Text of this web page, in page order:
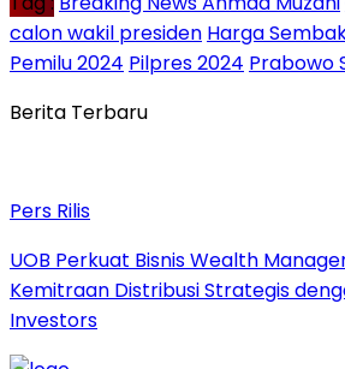
calon wakil presiden Harga
Pemilu 2024 Pilpres 2024 Prabowo
Berita Terbaru
Pers Rilis
UOB Perkuat Bisnis Wealth
Kemitraan Distribusi Strategis
Investors